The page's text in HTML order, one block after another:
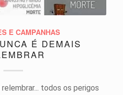
E CAMPANHAS
É DEMAIS
todos os perigos